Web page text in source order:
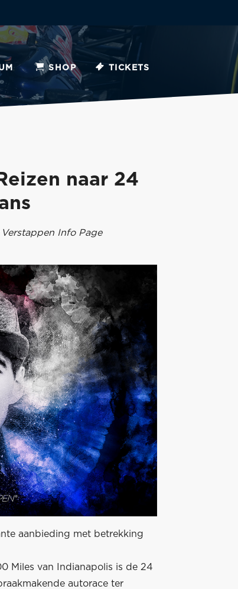
SHOP TICKETS
naar 24
Info Page
aanbieding met betrekking
Miles van Indianapolis is de 24
autorace ter